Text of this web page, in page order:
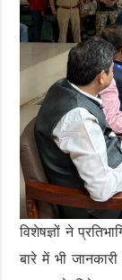
विशेषज्ञों ने
बारे में भी